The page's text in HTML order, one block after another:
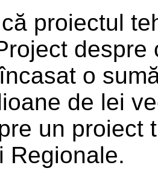
proiectul
o
de lei
un proiect
Regionale.